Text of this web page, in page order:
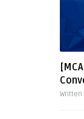
Written